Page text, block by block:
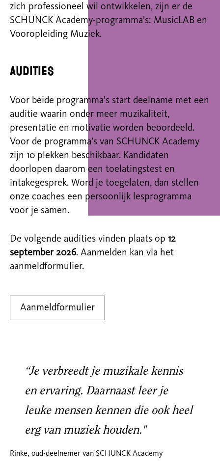
zich professioneel wil ontwikkelen, zijn er de
SCHUNCK Academy-programma’s: MusicLAB en
Vooropleiding Muziek.
Audities
Voor beide programma’s start deelname met een
auditie waarin onder meer muzikaliteit,
presentatie en motivatie worden beoordeeld.
Voor de programma’s van SCHUNCK Academy
zijn 10 plekken beschikbaar. Kandidaten
doorlopen daarom een toelatingstest en
intakegesprek. Word je toegelaten, dan stellen
onze coaches een persoonlijk lesprogramma
voor je samen.
De volgende audities vinden plaats op 12
september 2026. Aanmelden kan via het
aanmeldformulier.
Aanmeldformulier
“Je verbreedt je muzikale kennis
en ervaring. Daarnaast leer je
leuke mensen kennen die ook heel
erg van muziek houden."
Rinke, oud-deelnemer van SCHUNCK Academy